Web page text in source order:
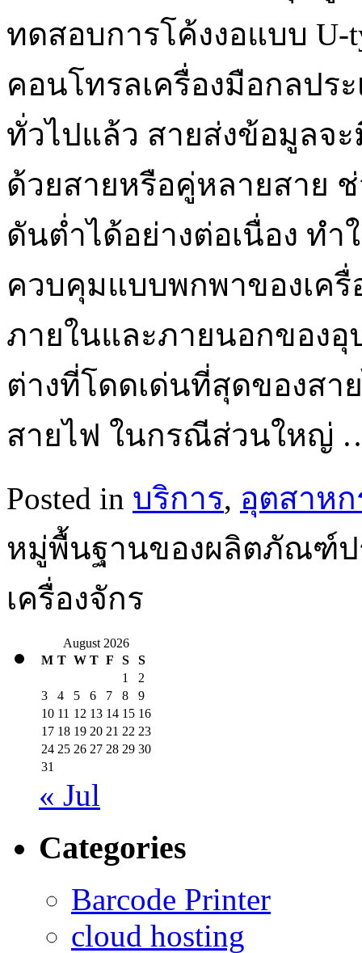
ทดสอบการโค้งงอแบบ U-
คอนโทรลเครื่องมือกลปร
ทั่วไปแล้ว สายส่งข้อมูลจ
ด้วยสายหรือคู่หลายสาย
ดันต่ำได้อย่างต่อเนื่อง ทำ
ควบคุมแบบพกพาของเครื่
ภายในและภายนอกของ
ต่างที่โดดเด่นที่สุดของส
สายไฟ ในกรณีส่วนใหญ่
Posted in บริการ, อุตสาห
หมู่พื้นฐานของผลิตภัณฑ์ป
เครื่องจักร
August 2026
M T W T F S
S
1
2
3
4 5 6 7 8
9
10 11 12 13 14 15 16
17 18 19 20 21 22 23
24 25 26 27 28 29 30
31
« Jul
Categories
Barcode Printer
cloud hosting